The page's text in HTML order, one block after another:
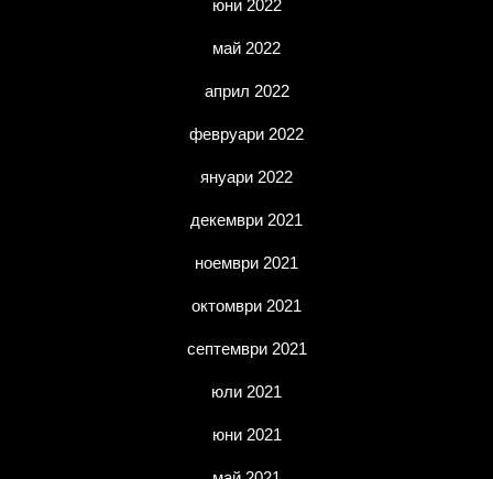
юни 2022
май 2022
април 2022
февруари 2022
януари 2022
декември 2021
ноември 2021
октомври 2021
септември 2021
юли 2021
юни 2021